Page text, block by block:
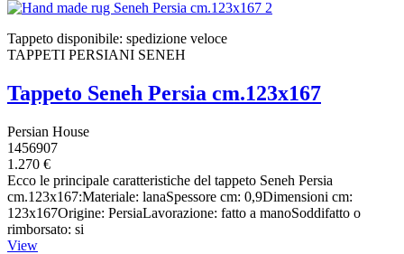
Tappeto disponibile: spedizione veloce
TAPPETI PERSIANI SENEH
Tappeto Seneh Persia cm.123x167
Persian House
1456907
1.270 €
Ecco le principale caratteristiche del tappeto Seneh Persia
cm.123x167:Materiale: lanaSpessore cm: 0,9Dimensioni cm:
123x167Origine: PersiaLavorazione: fatto a manoSoddifatto o
rimborsato: si
View